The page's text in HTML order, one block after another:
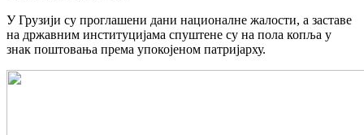
У Грузији су проглашени дани националне жалости, а заставе
на државним институцијама спуштене су на пола копља у
знак поштовања према упокојеном патријарху.